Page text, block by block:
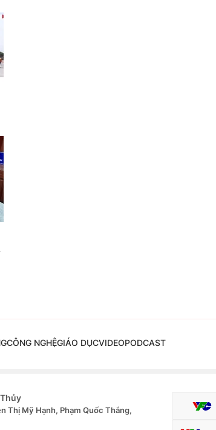
CÔNG NGHỆGIÁO DỤCVIDEOPODCAST
Thị Mỹ Hạnh, Phạm Quốc Thắng,